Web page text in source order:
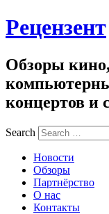
Рецензент
Обзоры
концертов и
Search
Новости
Обзоры
Партнёрство
О нас
Контакты